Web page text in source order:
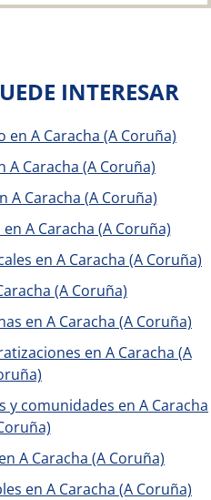
INTERESAR
en A Caracha (A Coruña)
Caracha (A Coruña)
A Caracha (A Coruña)
A Caracha (A Coruña)
en A Caracha (A Coruña)
(A Coruña)
en A Caracha (A Coruña)
en A Caracha (A
comunidades en A Caracha
A Caracha (A Coruña)
en A Caracha (A Coruña)